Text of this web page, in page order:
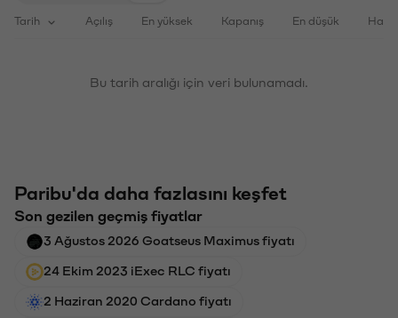
Tarih Açılış En yüksek Kapanış En düşük
Bu tarih aralığı için veri bulunamadı.
Paribu'da daha fazlasını keşfet
Son gezilen geçmiş fiyatlar
3 Ağustos 2026 Goatseus Maximus fiyatı
24 Ekim 2023 iExec RLC fiyatı
2 Haziran 2020 Cardano fiyatı